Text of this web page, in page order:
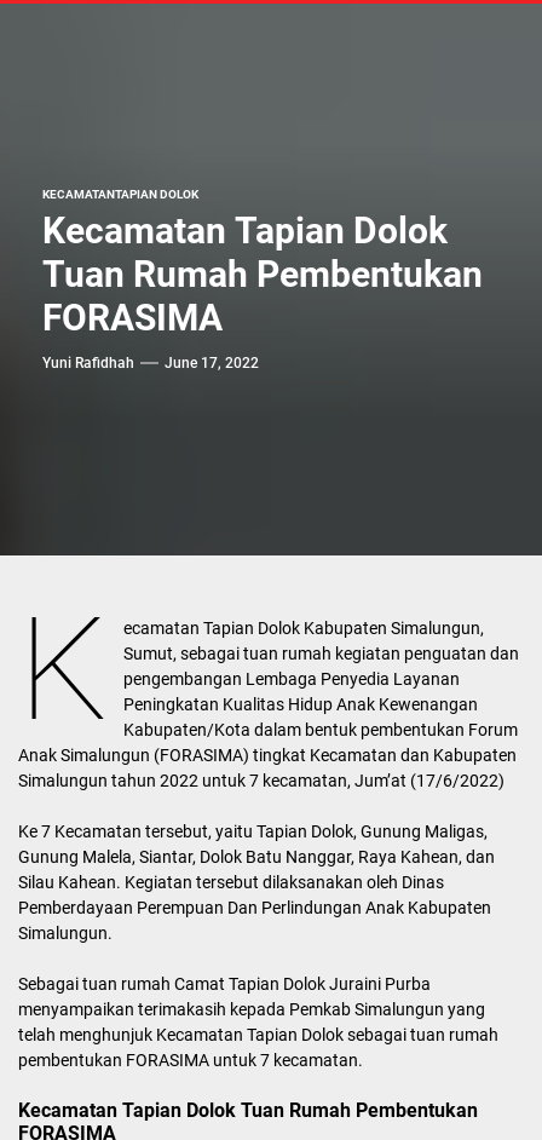
KECAMATANTAPIAN DOLOK
Kecamatan Tapian Dolok
Tuan Rumah Pembentukan
FORASIMA
Yuni Rafidhah June 17, 2022
K
ecamatan Tapian Dolok Kabupaten Simalungun,
Sumut, sebagai tuan rumah kegiatan penguatan dan
pengembangan Lembaga Penyedia Layanan
Peningkatan Kualitas Hidup Anak Kewenangan
Kabupaten/Kota dalam bentuk pembentukan Forum
Anak Simalungun (FORASIMA) tingkat Kecamatan dan Kabupaten
Simalungun tahun 2022 untuk 7 kecamatan, Jum’at (17/6/2022)
Ke 7 Kecamatan tersebut, yaitu Tapian Dolok, Gunung Maligas,
Gunung Malela, Siantar, Dolok Batu Nanggar, Raya Kahean, dan
Silau Kahean. Kegiatan tersebut dilaksanakan oleh Dinas
Pemberdayaan Perempuan Dan Perlindungan Anak Kabupaten
Simalungun.
Sebagai tuan rumah Camat Tapian Dolok Juraini Purba
menyampaikan terimakasih kepada Pemkab Simalungun yang
telah menghunjuk Kecamatan Tapian Dolok sebagai tuan rumah
pembentukan FORASIMA untuk 7 kecamatan.
Kecamatan Tapian Dolok Tuan Rumah Pembentukan
FORASIMA